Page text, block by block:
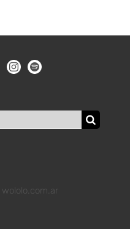
wololo.com.ar